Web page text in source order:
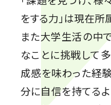
をする力」は現在所
また大学生活の中
なことに挑戦して
成感を味わった経
分に自信を持てる